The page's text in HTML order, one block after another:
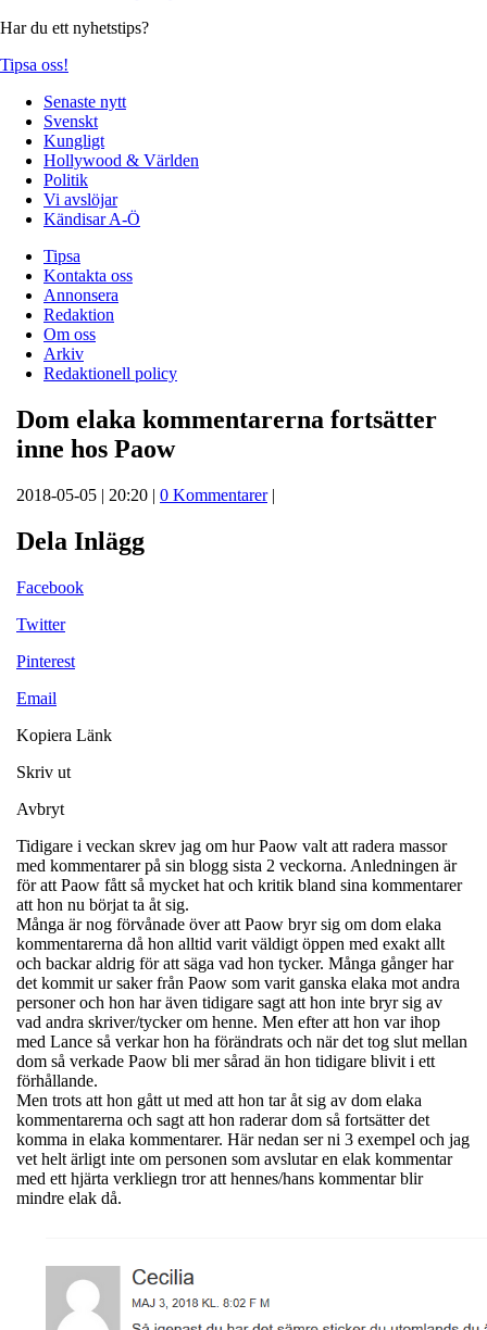
Har du ett nyhetstips?
Tipsa oss!
Senaste nytt
Svenskt
Kungligt
Hollywood & Världen
Politik
Vi avslöjar
Kändisar A-Ö
Tipsa
Kontakta oss
Annonsera
Redaktion
Om oss
Arkiv
Redaktionell policy
Dom elaka kommentarerna fortsätter
inne hos Paow
2018-05-05 | 20:20 | 0 Kommentarer|
Dela Inlägg
Facebook
Twitter
Pinterest
Email
Kopiera Länk
Skriv ut
Avbryt
Tidigare i veckan skrev jag om hur Paow valt att radera massor
med kommentarer på sin blogg sista 2 veckorna. Anledningen är
för att Paow fått så mycket hat och kritik bland sina kommentarer
att hon nu börjat ta åt sig.
Många är nog förvånade över att Paow bryr sig om dom elaka
kommentarerna då hon alltid varit väldigt öppen med exakt allt
och backar aldrig för att säga vad hon tycker. Många gånger har
det kommit ur saker från Paow som varit ganska elaka mot andra
personer och hon har även tidigare sagt att hon inte bryr sig av
vad andra skriver/tycker om henne. Men efter att hon var ihop
med Lance så verkar hon ha förändrats och när det tog slut mellan
dom så verkade Paow bli mer sårad än hon tidigare blivit i ett
förhållande.
Men trots att hon gått ut med att hon tar åt sig av dom elaka
kommentarerna och sagt att hon raderar dom så fortsätter det
komma in elaka kommentarer. Här nedan ser ni 3 exempel och jag
vet helt ärligt inte om personen som avslutar en elak kommentar
med ett hjärta verkliegn tror att hennes/hans kommentar blir
mindre elak då.